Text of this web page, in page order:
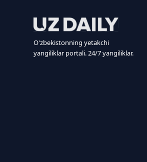
O'zbekistonning yetakchi
yangiliklar portali. 24/7 yangiliklar.